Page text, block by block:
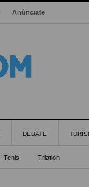
Anúnciate
DEBATE
Tenis Triatlón